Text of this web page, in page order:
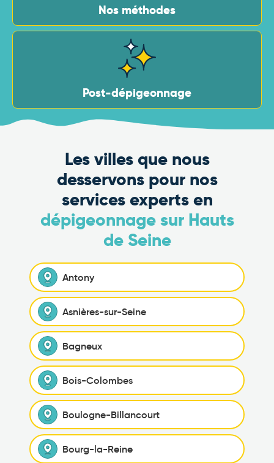
Nos méthodes
Post-dépigeonnage
Les villes que nous
desservons pour nos
services experts en
dépigeonnage sur Hauts
de Seine
Antony
Asnières-sur-Seine
Bagneux
Bois-Colombes
Boulogne-Billancourt
Bourg-la-Reine